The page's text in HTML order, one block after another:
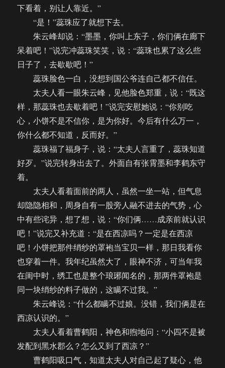
下看着，别让人靠近。”
“是！”蕊珠应了就想下去。
朱云峰却说：“墨墨，你叫上东子，你们俩在廊下
呆着吧！”说完冲蕊珠笑笑，说：“蕊珠也累了这么些
日子了，去歇歇吧！”
蕊珠脸色一白，没想到国公爷连自己都不信任。
太夫人看一眼朱云峰，见他脸色郑重，说：“既这
样，那蕊珠也去歇着吧！”说完安慰她说：“你别吃
心，小饼不是不信你，是为你好。今后有什么万一，
你什么都不知道，反而好。”
蕊珠福了福身子，说：“太夫人言重了，蕊珠知道
好歹。”说完转身出去了。外面自有张霄墨和李鹤东守
着。
太夫人看着面前的两人，虽然一坐一站，但气息
却隐隐相和，周身自有一股旁人融不进去的气势，心
中有些诧异，想了想，说：“你们俩……成亲前就认识
吧！”说完又补充道：“是在西凉吗？一定是在西凉
吧！小饼把那件绡纱的罩袍当宝贝一样，那日我看你
也穿着一件。我年纪虽然大了，眼神不济，可当年我
在闺中时，绣工也是整个琅琊闻名的，那两件罩袍是
同一块绡纱的料子做的，这瞒不过我。”
朱云峰说：“什么都瞒不过娘。没错，我们俩是在
西凉认识的。”
太夫人看着曹鹤阳，神色和煦地问：“小四不是被
发配到黑水郡么？怎么又到了西凉？”
曹鹤阳吸口气，知道太夫人对自己起了疑心，他